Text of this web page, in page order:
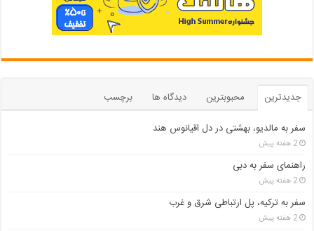
جدیدترین محبوبترین دیدگاه ها
برچسب
سفر به مالدیو، بهشتی در دل اقیانوس هند
2 هفته پیش
راهنمای سفر به دبی
2 هفته پیش
سفر به ترکیه، پل ارتباطی شرق و غرب
2 هفته پیش